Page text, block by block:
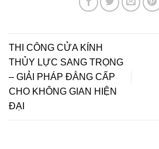
THI CÔNG CỬA KÍNH
THỦY LỰC SANG TRỌNG
– GIẢI PHÁP ĐẲNG CẤP
CHO KHÔNG GIAN HIỆN
ĐẠI